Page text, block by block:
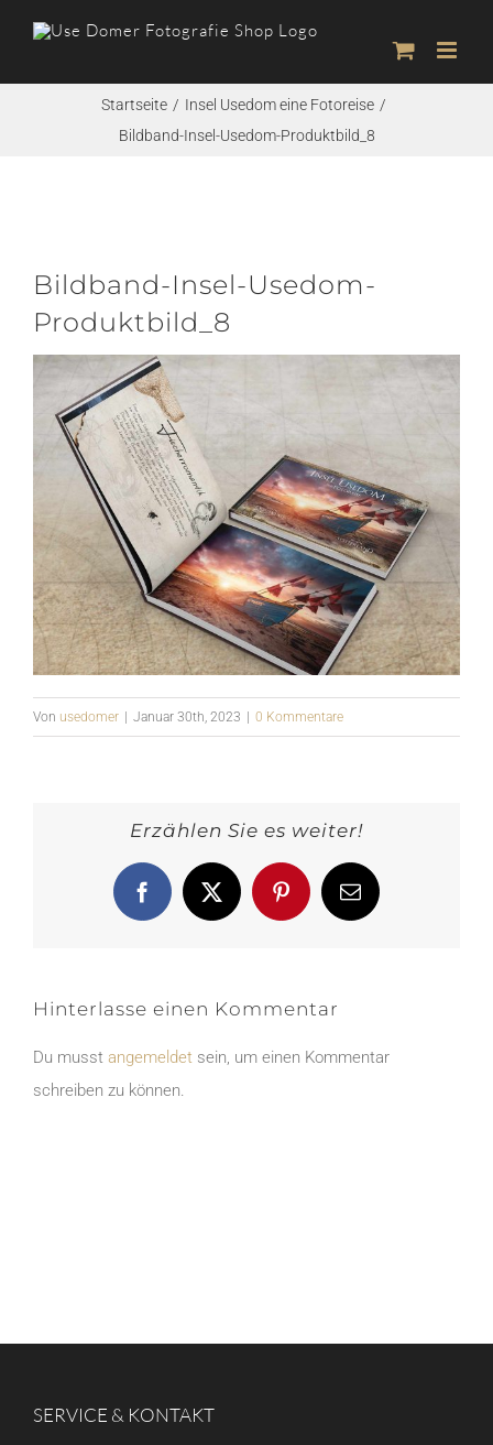
springen
Startseite
Insel Usedom eine Fotoreise
Bildband-Insel-Usedom-Produktbild_8
Bildband-Insel-Usedom-
Produktbild_8
Von usedomer Januar 30th, 2023 0 Kommentare
Erzählen Sie es weiter!
Facebook
X PinterestE-
Mail
Hinterlasse einen Kommentar
Du musst angemeldet sein, um einen Kommentar
schreiben zu können.
SERVICE & KONTAKT